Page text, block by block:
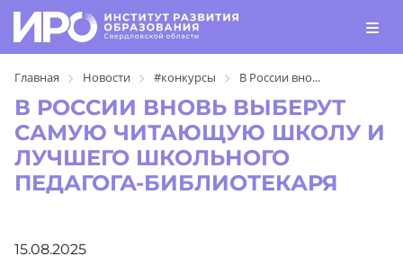
Главная Новости #конкурсы В России вно...
В РОССИИ ВНОВЬ ВЫБЕРУТ
САМУЮ ЧИТАЮЩУЮ ШКОЛУ И
ЛУЧШЕГО ШКОЛЬНОГО
ПЕДАГОГА-БИБЛИОТЕКАРЯ
15.08.2025